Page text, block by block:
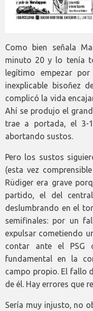
Como bien señala
minuto 20 y lo tenía
legítimo empezar
inexplicable bisoñez
complicó la vida
Ahí se produjo el
trae a portada, el 3-
abortando sustos.
Pero los sustos
(esta vez
Rüdiger era grave
partido, el del
deslumbrando en el
semifinales: por un
expulsar cometiendo
contar ante el PSG
fundamental en la
campo propio. El fallo
de él. Hay errores que
Sería muy injusto, no